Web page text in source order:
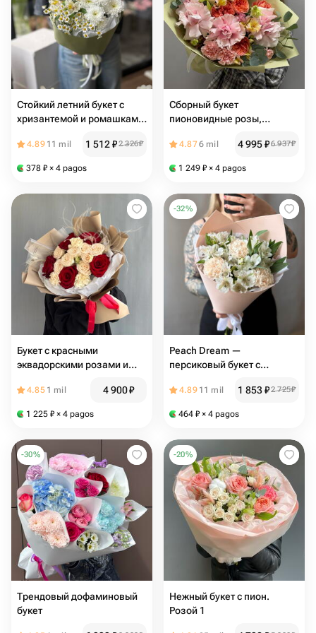
Стойкий летний букет с
хризантемой и ромашками
4.89 11 mil 1 512₽2 326₽
378 ₽ × 4 pagos
Сборный букет
пионовидные розы,
альстромерии, эустома
4.876 mil 4 995₽6 937₽
1 249 ₽ × 4 pagos
Букет с красными
эквадорскими розами и
4.85 1 mil 4 900₽
1 225 ₽ × 4 pagos
-32%
Peach Dream —
персиковый букет с
диантусами A10
4.89 11 mil 1 853₽2 725₽
464 ₽ × 4 pagos
-30%
Трендовый дофаминовый
букет
-20%
Нежный букет с пион.
Розой 1